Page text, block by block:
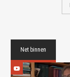
Net binnen